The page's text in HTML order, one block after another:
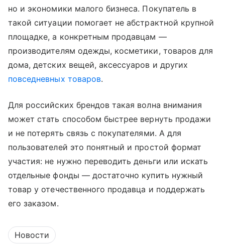
но и экономики малого бизнеса. Покупатель в
такой ситуации помогает не абстрактной крупной
площадке, а конкретным продавцам —
производителям одежды, косметики, товаров для
дома, детских вещей, аксессуаров и других
повседневных товаров.
Для российских брендов такая волна внимания
может стать способом быстрее вернуть продажи
и не потерять связь с покупателями. А для
пользователей это понятный и простой формат
участия: не нужно переводить деньги или искать
отдельные фонды — достаточно купить нужный
товар у отечественного продавца и поддержать
его заказом.
Новости